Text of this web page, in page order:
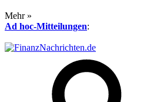
Mehr »
Ad hoc-Mitteilungen: